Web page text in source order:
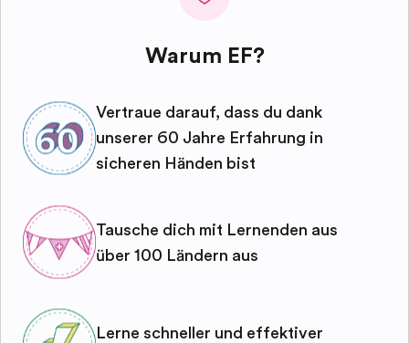
Warum EF?
Vertraue darauf, dass du dank
unserer 60 Jahre Erfahrung in
sicheren Händen bist
Tausche dich mit Lernenden aus
über 100 Ländern aus
Lerne schneller und effektiver